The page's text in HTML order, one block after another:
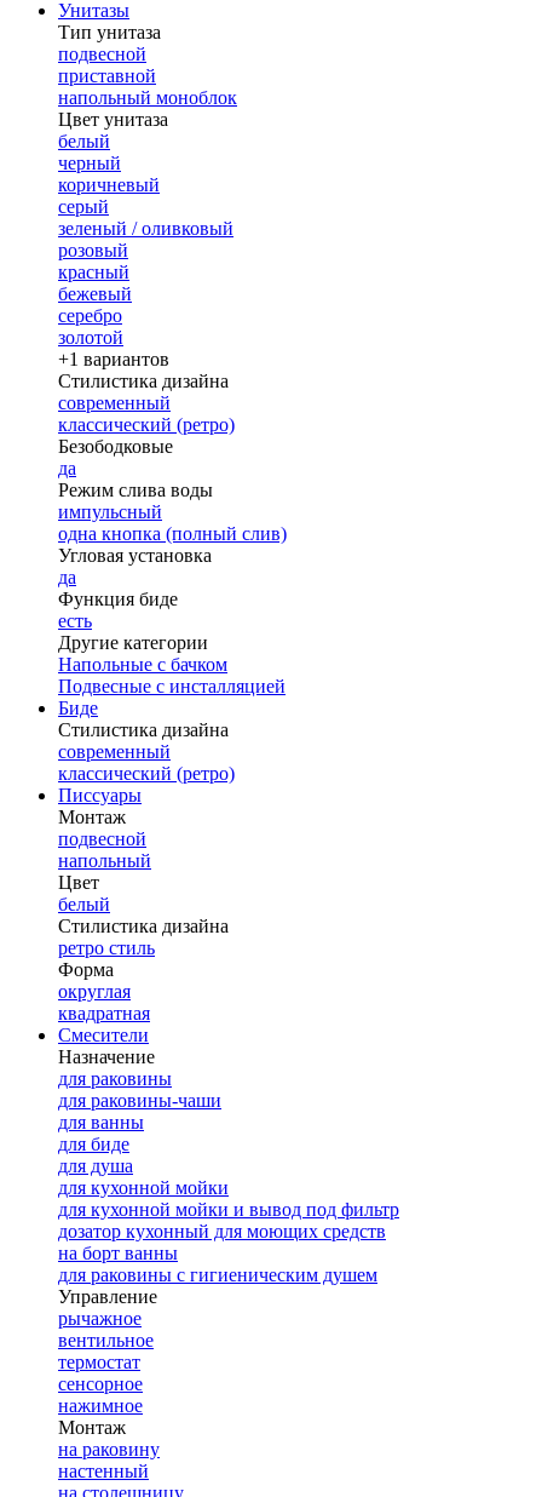
Унитазы
Тип унитаза
подвесной
приставной
напольный моноблок
Цвет унитаза
белый
черный
коричневый
серый
зеленый / оливковый
розовый
красный
бежевый
серебро
золотой
+1 вариантов
Стилистика дизайна
современный
классический (ретро)
Безободковые
да
Режим слива воды
импульсный
одна кнопка (полный слив)
Угловая установка
да
Функция биде
есть
Другие категории
Напольные с бачком
Подвесные с инсталляцией
Биде
Стилистика дизайна
современный
классический (ретро)
Писсуары
Монтаж
подвесной
напольный
Цвет
белый
Стилистика дизайна
ретро стиль
Форма
округлая
квадратная
Смесители
Назначение
для раковины
для раковины-чаши
для ванны
для биде
для душа
для кухонной мойки
для кухонной мойки и вывод под фильтр
дозатор кухонный для моющих средств
на борт ванны
для раковины с гигиеническим душем
Управление
рычажное
вентильное
термостат
сенсорное
нажимное
Монтаж
на раковину
настенный
на столешницу